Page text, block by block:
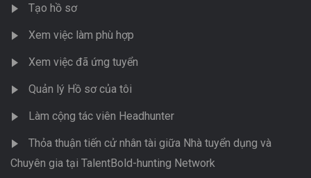
Tạo hồ sơ
Xem việc làm phù hợp
Xem việc đã ứng tuyển
Quản lý Hồ sơ của tôi
Làm cộng tác viên Headhunter
Thỏa thuận tiến cử nhân tài giữa Nhà tuyển dụng và
Chuyên gia tại TalentBold-hunting Network